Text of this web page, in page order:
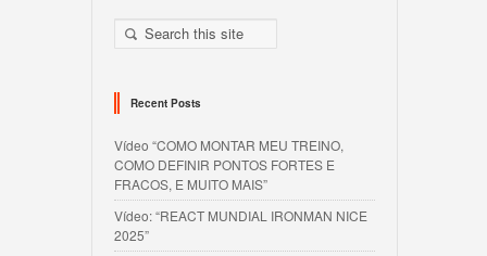
Recent Posts
Vídeo “COMO MONTAR MEU TREINO,
COMO DEFINIR PONTOS FORTES E
FRACOS, E MUITO MAIS”
Vídeo: “REACT MUNDIAL IRONMAN NICE
2025”